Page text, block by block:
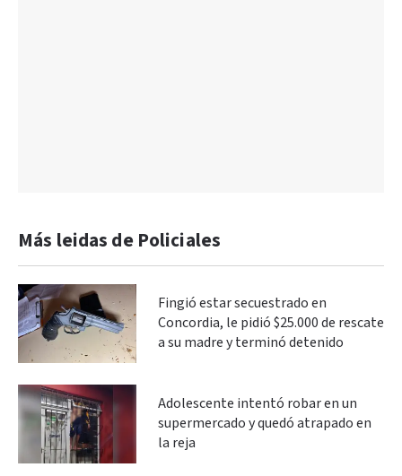
Más leidas de Policiales
Fingió estar secuestrado en
Concordia, le pidió $25.000 de rescate
a su madre y terminó detenido
Adolescente intentó robar en un
supermercado y quedó atrapado en
la reja